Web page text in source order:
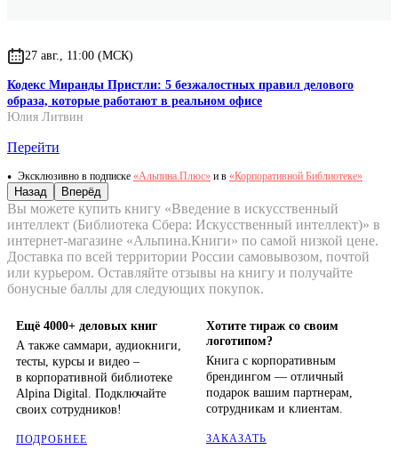
27 авг., 11:00 (МСК)
Кодекс Миранды Пристли: 5 безжалостных правил делового
образа, которые работают в реальном офисе
Юлия Литвин
Перейти
Эксклюзивно в подписке «Альпина.Плюс» и в «Корпоративной Библиотеке»
Назад Вперёд
Вы можете купить книгу «Введение в искусственный
интеллект (Библиотека Сбера: Искусственный интеллект)» в
интернет-магазине «Альпина.Книги» по самой низкой цене.
Доставка по всей территории России самовывозом, почтой
или курьером. Оставляйте отзывы на книгу и получайте
бонусные баллы для следующих покупок.
Ещё 4000+ деловых книг
А также саммари, аудиокниги,
тесты, курсы и видео –
в корпоративной библиотеке
Alpina Digital. Подключайте
своих сотрудников!
ПОДРОБНЕЕ
Хотите тираж со своим
логотипом?
Книга с корпоративным
брендингом — отличный
подарок вашим партнерам,
сотрудникам и клиентам.
ЗАКАЗАТЬ